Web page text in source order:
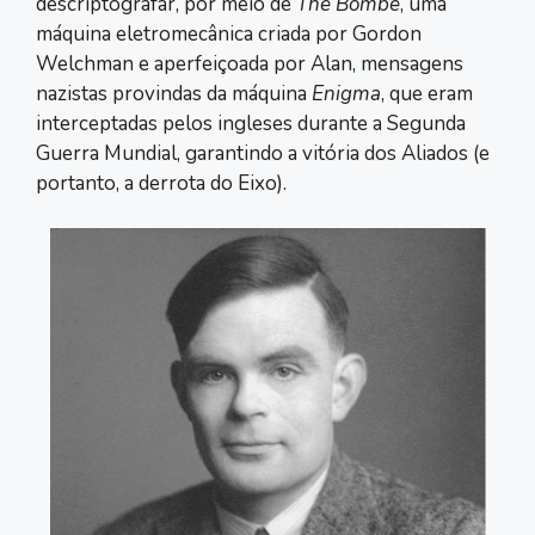
máquina eletromecânica criada por Gordon
Welchman e aperfeiçoada por Alan, mensagens
nazistas provindas da máquina Enigma, que eram
interceptadas pelos ingleses durante a Segunda
Guerra Mundial, garantindo a vitória dos Aliados (e
portanto, a derrota do Eixo).